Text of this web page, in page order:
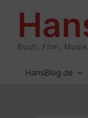
Buch, Film,
HansBlog.de